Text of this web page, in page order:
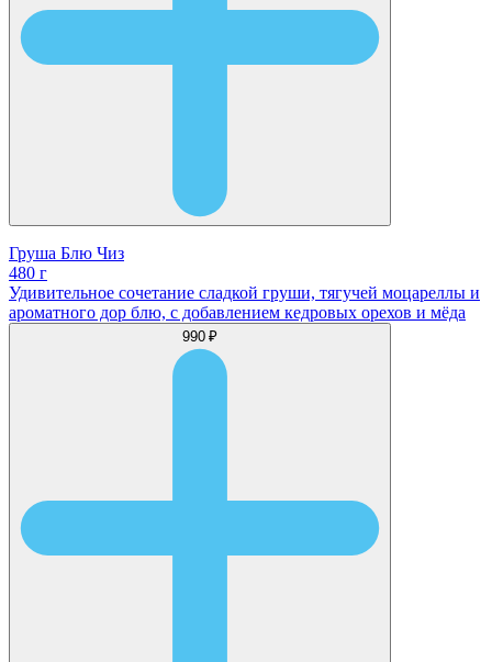
Груша Блю Чиз
480 г
Удивительное сочетание сладкой груши, тягучей моцареллы и
ароматного дор блю, с добавлением кедровых орехов и мёда
990 ₽